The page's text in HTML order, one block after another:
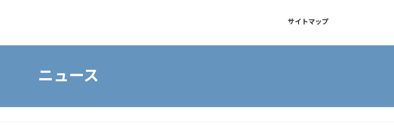
サイトマップ
ニュース